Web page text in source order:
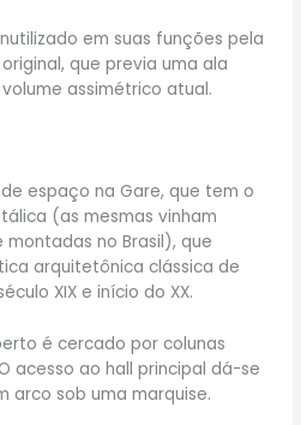
em suas funções pela
que previa uma ala
assimétrico atual.
espaço na Gare, que tem o
(as mesmas vinham
no Brasil), que
arquitetônica clássica de
XIX e início do XX.
é cercado por colunas
acesso ao hall principal dá-se
arco sob uma marquise.